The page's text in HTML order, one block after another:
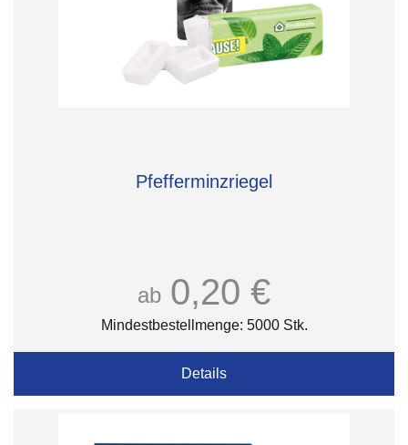
Pfefferminzriegel
ab 0,20 €
Mindestbestellmenge: 5000 Stk.
Details